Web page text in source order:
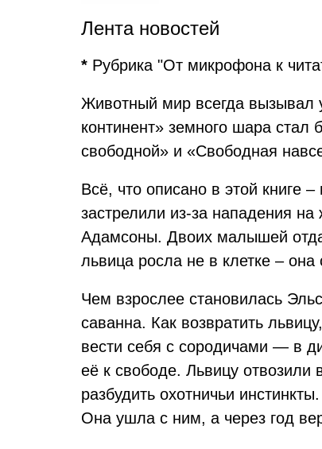
Лента новостей
* Рубрика "От микрофона к
Животный мир всегда вызывал
континент» земного шара
свободной» и «Свободная
Всё, что описано в этой книге
застрелили из-за нападения
Адамсоны. Двоих малышей
львица росла не в клетке –
Чем взрослее становилась
саванна. Как возвратить
вести себя с сородичами — в
её к свободе. Львицу
разбудить охотничьи
Она ушла с ним, а через год